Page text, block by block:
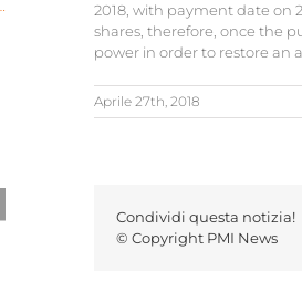
2018, with payment date on
shares, therefore, once the
power in order to restore an
Aprile 27th, 2018
Condividi questa notizia!
© Copyright PMI News